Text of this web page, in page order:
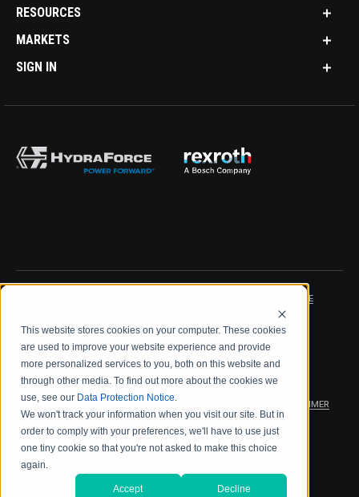
This website stores cookies on your computer. These cookies
are used to improve your website experience and provide
more personalized services to you, both on this website and
through other media. To find out more about the cookies we
use, see our Data Protection Notice.
We won't track your information when you visit our site. But in
order to comply with your preferences, we'll have to use just
one tiny cookie so that you're not asked to make this choice
again.
Accept Decline
RESOURCES
MARKETS
SIGN IN
DATA PROTECTION NOTICE
LEGAL NOTICE TERMS & CONDITIONS
QUALITY CERTIFICATIONS CODE OF CONDUCT
PRODUCT SECURITY WARRANTY/PRODUCT DISCLAIMER
WEB ACCESSIBILITY
2026 海德拉福斯公司